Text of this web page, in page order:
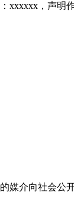
，声明
媒介向社会公